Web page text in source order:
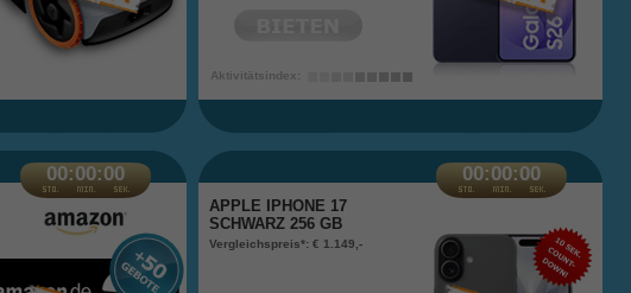
Aktivitätsindex:
00:00:00 00:00:00
APPLE IPHONE 17
SCHWARZ 256 GB
Vergleichspreis*: € 1.149,-